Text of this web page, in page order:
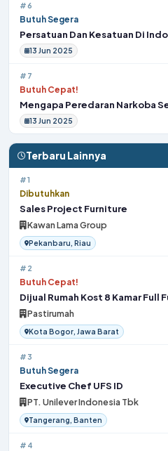
#6
Butuh Segera
Persatuan Dan Kesatuan Di
13 Jun 2025
#7
Butuh Cepat!
Mengapa Peredaran Narkoba
13 Jun 2025
Terbaru Lainnya
#1
Dibutuhkan
Sales Project Furniture
Kawan Lama Group
Pekanbaru, Riau
#2
Butuh Cepat!
Dijual Rumah Kost 8 Kamar Full
Pastirumah
Kota Bogor, Jawa Barat
#3
Butuh Segera
Executive Chef UFS ID
PT. Unilever Indonesia Tbk
Tangerang, Banten
#4